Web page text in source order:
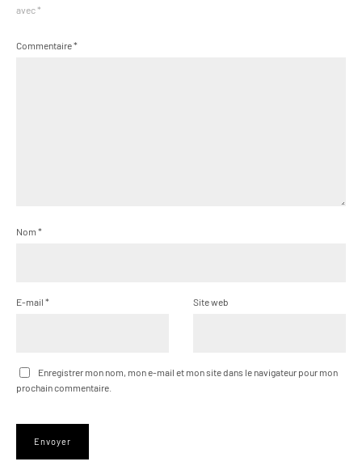
avec *
Commentaire*
Nom *
E-mail * Site web
Enregistrer mon nom, mon e-mail et mon site dans le navigateur pour mon
prochain commentaire.